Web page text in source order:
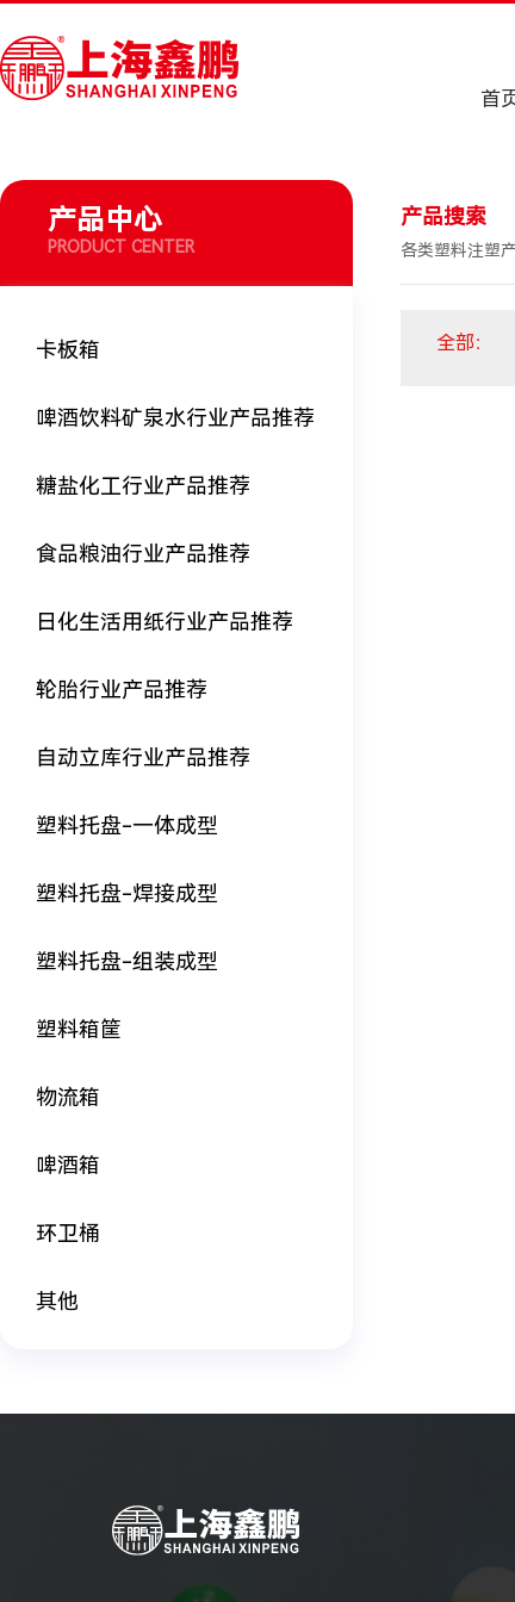
首
产品中心
PRODUCT CENTER
卡板箱
啤酒饮料矿泉水行业产品推荐
糖盐化工行业产品推荐
食品粮油行业产品推荐
日化生活用纸行业产品推荐
轮胎行业产品推荐
自动立库行业产品推荐
塑料托盘-一体成型
塑料托盘-焊接成型
塑料托盘-组装成型
塑料箱筐
物流箱
啤酒箱
环卫桶
其他
产品搜索
各类塑料注塑
全部：